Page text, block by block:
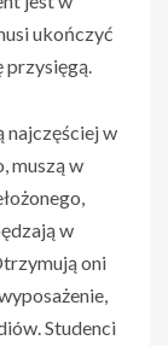
ukończyć
przysięgą.
najczęściej w
muszą w
w
oni
Studenci